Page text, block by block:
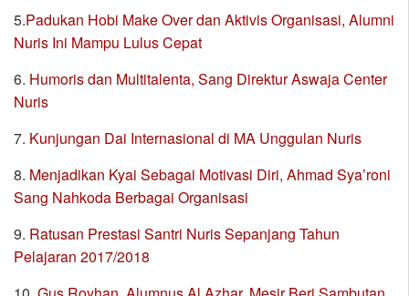
5.Padukan Hobi Make Over dan Aktivis Organisasi, Alumni
Nuris Ini Mampu Lulus Cepat
6. Humoris dan Multitalenta, Sang Direktur Aswaja Center
Nuris
7. Kunjungan Dai Internasional di MA Unggulan Nuris
8. Menjadikan Kyai Sebagai Motivasi Diri, Ahmad Sya’roni
Sang Nahkoda Berbagai Organisasi
9. Ratusan Prestasi Santri Nuris Sepanjang Tahun
Pelajaran 2017/2018